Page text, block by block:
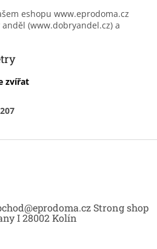
eshopu www.eprodoma.cz
(www.dobryandel.cz) a
zvířat
Strong shop
I 28002 Kolín